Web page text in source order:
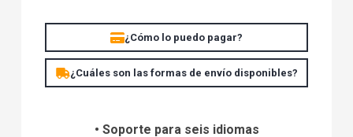
¿Cómo lo puedo pagar?
¿Cuáles son las formas de envío disponibles?
• Soporte para seis idiomas